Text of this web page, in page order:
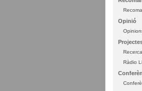
Opinió
Ràdio